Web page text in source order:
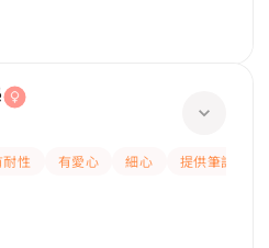
耐性 有愛心 細心 提供筆記